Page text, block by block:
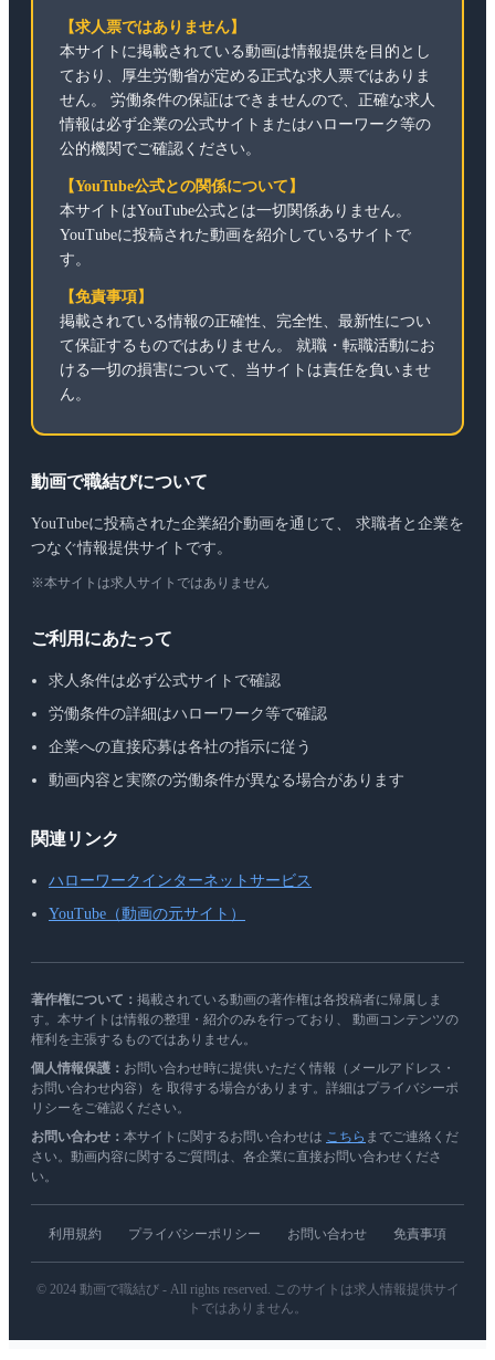
【求人票ではありません】
本サイトに掲載されている動画は情報提供を目的とし
ており、厚生労働省が定める正式な求人票ではありま
せん。 労働条件の保証はできませんので、正確な求人
情報は必ず企業の公式サイトまたはハローワーク等の
公的機関でご確認ください。
【YouTube公式との関係について】
本サイトはYouTube公式とは一切関係ありません。
YouTubeに投稿された動画を紹介しているサイトで
す。
【免責事項】
掲載されている情報の正確性、完全性、最新性につい
て保証するものではありません。 就職・転職活動にお
ける一切の損害について、当サイトは責任を負いませ
ん。
動画で職結びについて
YouTubeに投稿された企業紹介動画を通じて、 求職者と企業を
つなぐ情報提供サイトです。
※本サイトは求人サイトではありません
ご利用にあたって
求人条件は必ず公式サイトで確認
労働条件の詳細はハローワーク等で確認
企業への直接応募は各社の指示に従う
動画内容と実際の労働条件が異なる場合があります
関連リンク
ハローワークインターネットサービス
YouTube（動画の元サイト）
著作権について： 掲載されている動画の著作権は各投稿者に帰属しま
す。本サイトは情報の整理・紹介のみを行っており、 動画コンテンツの
権利を主張するものではありません。
個人情報保護： お問い合わせ時に提供いただく情報（メールアドレス・
お問い合わせ内容）を 取得する場合があります。詳細はプライバシーポ
リシーをご確認ください。
お問い合わせ： 本サイトに関するお問い合わせは こちら までご連絡くだ
さい。動画内容に関するご質問は、各企業に直接お問い合わせくださ
い。
利用規約 プライバシーポリシー お問い合わせ 免責事項
© 2024 動画で職結び - All rights reserved. このサイトは求人情報提供サイ
トではありません。